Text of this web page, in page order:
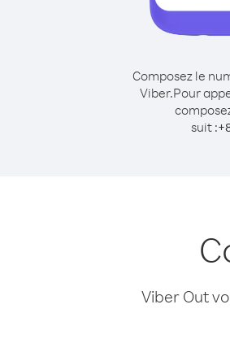
Composez le
Viber.Pour
suit :+
Viber Out